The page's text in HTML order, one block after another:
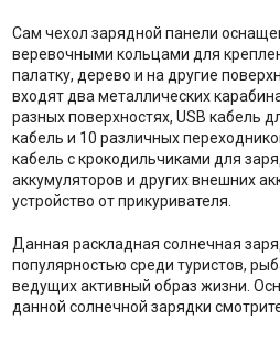
Сам чехол зарядной панели
веревочными кольцами для
палатку, дерево и на другие
входят два металлических
разных поверхностях, USB кабель
кабель и 10 различных
кабель с крокодильчиками для
аккумуляторов и других внешних
устройство от прикуривателя.
Данная раскладная солнечная
популярностью среди туристов,
ведущих активный образ жизни.
данной солнечной зарядки